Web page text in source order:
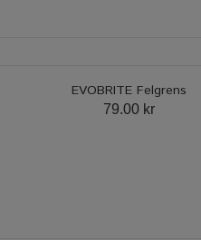
EVOBRITE Felgrens
79.00 kr